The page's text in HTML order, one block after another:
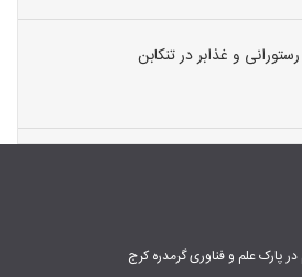
و غذابر در تنکابن